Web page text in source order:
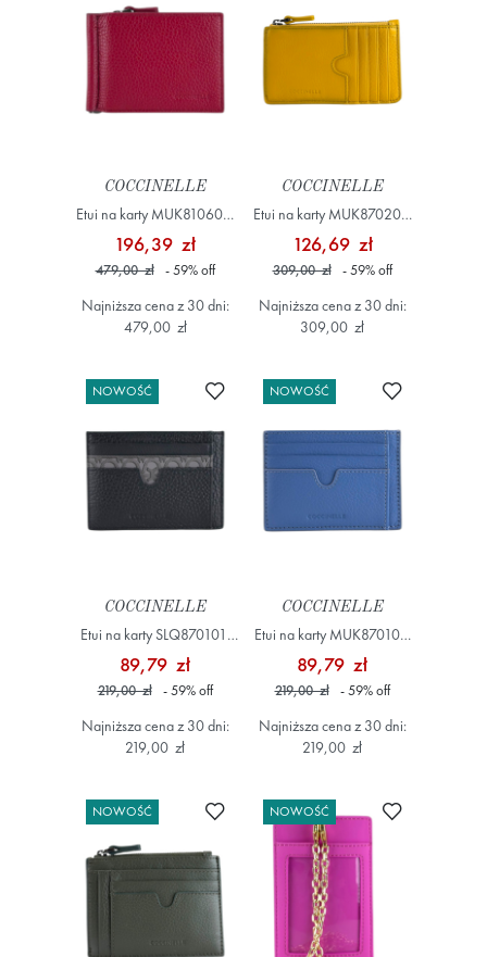
COCCINELLE
Etui na karty MUK810601,
Czerwony
196,39 zł
479,00 zł - 59%off
Najniższa cena z 30 dni:
479,00 zł
COCCINELLE
Etui na karty MUK870201,
Żółty/Złoty
126,69 zł
309,00 zł - 59%off
Najniższa cena z 30 dni:
309,00 zł
NOWOŚĆ Dodaj do ulubionych
COCCINELLE
Etui na karty SLQ870101,
Czarny
89,79 zł
219,00 zł - 59%off
Najniższa cena z 30 dni:
219,00 zł
NOWOŚĆ Dodaj do
COCCINELLE
Etui na karty MUK870101,
Niebieski
89,79 zł
219,00 zł - 59%off
Najniższa cena z 30 dni:
219,00 zł
NOWOŚĆ Dodaj do ulubionych
NOWOŚĆ Dodaj do